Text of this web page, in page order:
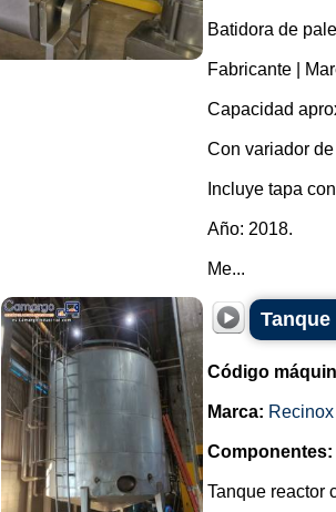
Batidora de
Fabricante |
Capacidad
Con variador
Incluye tapa
Año: 2018.
Me...
Código
Marca: Recinox
Componentes:
Tanque reactor